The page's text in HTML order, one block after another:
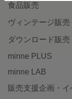
食品販売
ヴィンテージ販売
ダウンロード販売
minne PLUS
minne LAB
販売支援企画・イ